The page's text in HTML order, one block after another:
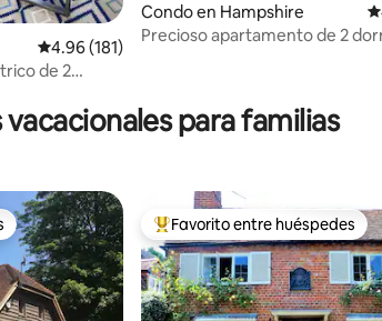
Calificación promedio: 4.96 de 5, 181 reseñas
4.96 (181)
de 2
Condo en Hampshire
Precioso apartamento de 2
vacacionales para familias
Favorito entre huéspedes
Favorito entre huéspedes